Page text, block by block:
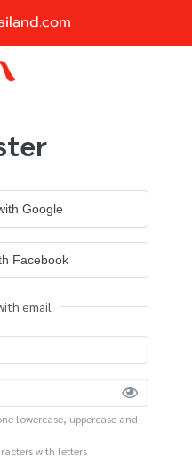
Google
Facebook
email
lowercase, uppercase and
with letters